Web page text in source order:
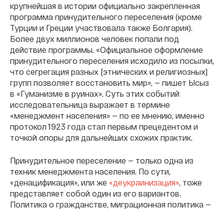
крупнейшая в истории официально закрепленная
программа принудительного переселения (кроме
Турции и Греции участвовала также Болгария).
Более двух миллионов человек попали под
действие программы. «Официальное оформление
принудительного переселения исходило из посылки,
что сегрегация разных [этнических и религиозных]
групп позволяет восстановить мир», — пишет Ысыз
в «Гуманизме в руинах». Суть этих событий
исследовательница выражает в термине
«менеджмент населения» — по ее мнению, именно
протокол 1923 года стал первым прецедентом и
точкой опоры для дальнейших схожих практик.
Принудительное переселение — только одна из
техник менеджмента населения. По сути,
«денацификация», или же «деукраинизация», тоже
представляет собой один из его вариантов.
Политика о гражданстве, миграционная политика —